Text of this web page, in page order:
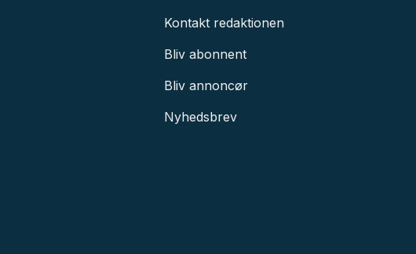
Kontakt redaktionen
Bliv abonnent
Bliv annoncør
Nyhedsbrev